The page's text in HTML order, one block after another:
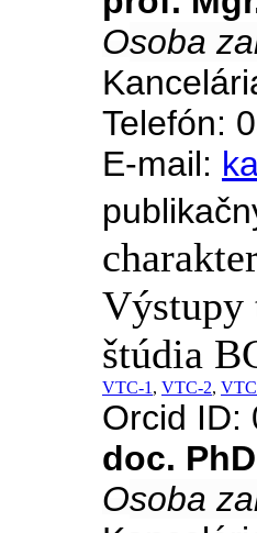
Osoba
Telefón:
E-mail:
Výstupy
štúdia
VTC-1 , VTC-2,
Orcid ID:
doc.
Osoba